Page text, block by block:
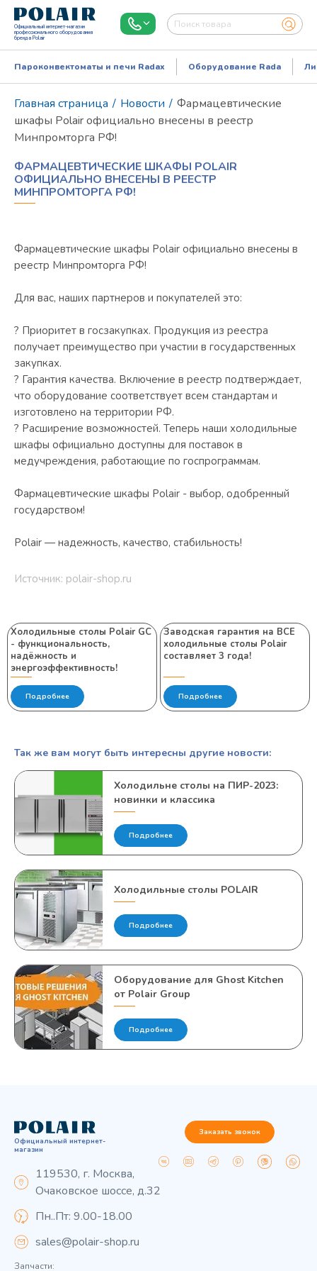
Официальный интернет-магазин
профессионального оборудования
бренда Polair
Режим работы: Пн..Пт: 9.00-18.00
Пароконвектоматы и печи Radax Оборудование Rada
Главная страница / Новости / Фармацевтические
шкафы Polair официально внесены в реестр
Минпромторга РФ!
ФАРМАЦЕВТИЧЕСКИЕ ШКАФЫ POLAIR
ОФИЦИАЛЬНО ВНЕСЕНЫ В РЕЕСТР
МИНПРОМТОРГА РФ!
Фармацевтические шкафы Polair официально внесены в
реестр Минпромторга РФ!
Для вас, наших партнеров и покупателей это:
? Приоритет в госзакупках. Продукция из реестра
получает преимущество при участии в государственных
закупках.
? Гарантия качества. Включение в реестр подтверждает,
что оборудование соответствует всем стандартам и
изготовлено на территории РФ.
? Расширение возможностей. Теперь наши холодильные
шкафы официально доступны для поставок в
медучреждения, работающие по госпрограммам.
Фармацевтические шкафы Polair - выбор, одобренный
государством!
Polair — надежность, качество, стабильность!
Источник: polair-shop.ru
Холодильные столы Polair GC
- функциональность,
надёжность и
энергоэффективность!
Подробнее
Заводская гарантия на ВСЕ
холодильные столы Polair
составляет 3 года!
Подробнее
Так же вам могут быть интересны другие новости:
Холодильне столы на ПИР-2023:
новинки и классика
Подробнее
Холодильные столы POLAIR
Подробнее
Оборудование для Ghost Kitchen
от Polair Group
Подробнее
Официальный интернет-
магазин
119530, г. Москва,
Очаковское шоссе, д.32
Пн..Пт: 9.00-18.00
sales@polair-shop.ru
Запчасти:
Заказать звонок